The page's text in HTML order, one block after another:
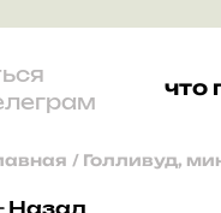
что
/ Голливуд,